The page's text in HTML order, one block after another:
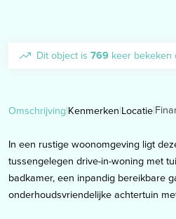
Dit object is 769 keer bekeken
OmschrijvingKenmerken Locatie
In een rustige woonomgeving ligt
tussengelegen drive-in-woning met
badkamer, een inpandig bereikbare
onderhoudsvriendelijke achtertuin